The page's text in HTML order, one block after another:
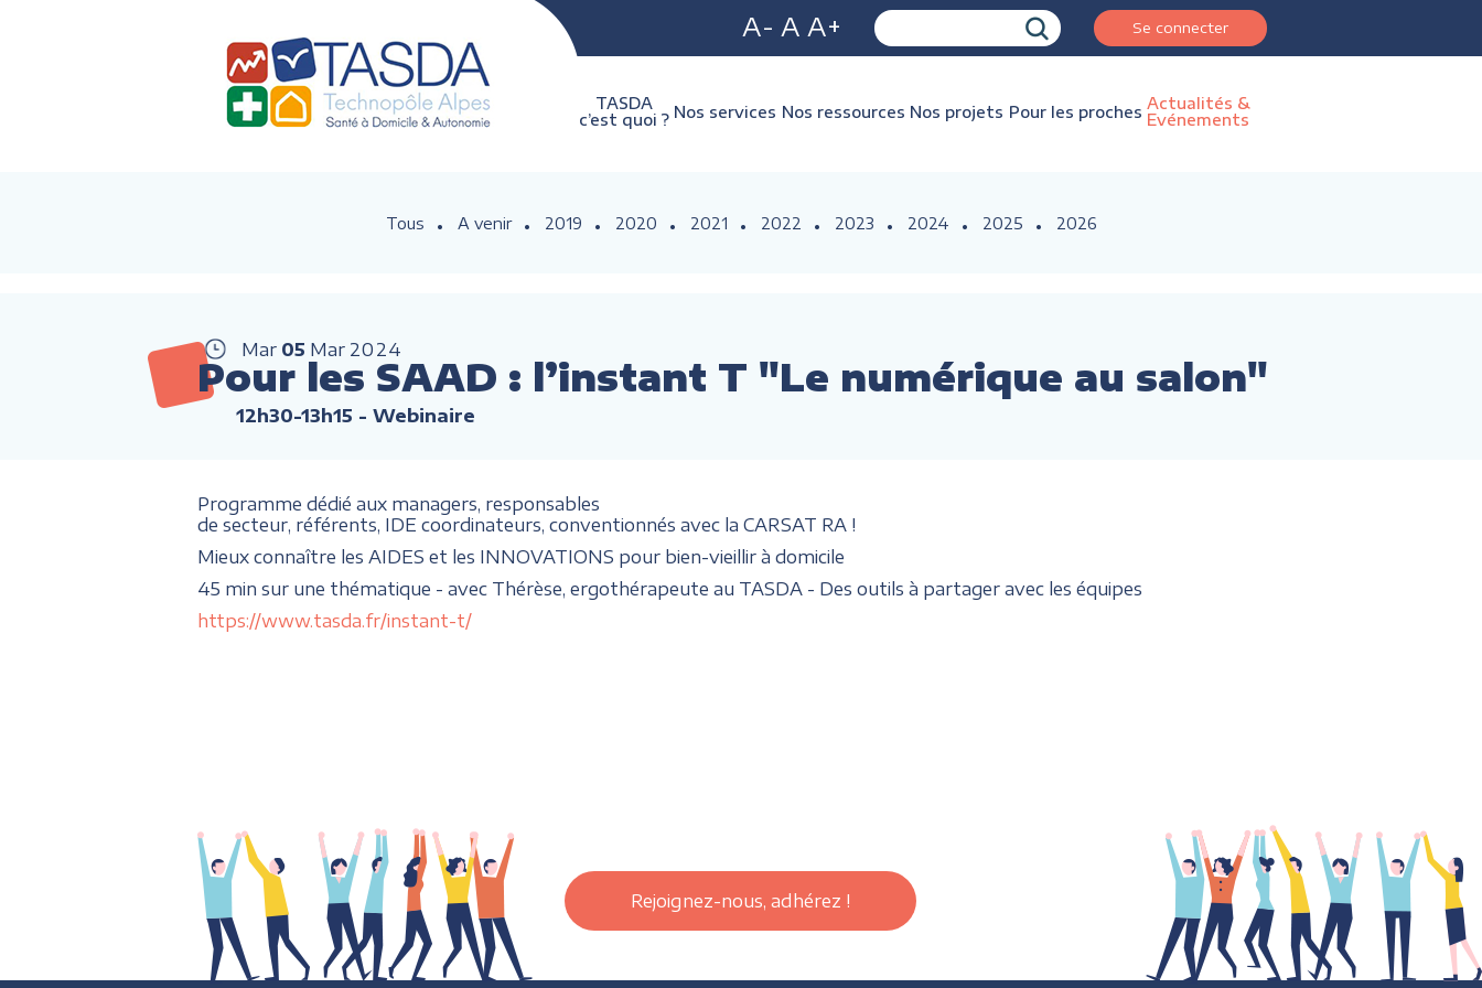
A- A A+ Se connecter
TASDA
c’est quoi ? Nos services Nos ressources Nos projets Pour les proches Actualités &
Evénements
Tous A venir 2019 2020 2021 2022 2023 2024 2025 2026
Mar 05 Mar 2024
Pour les SAAD : l’instant T "Le numérique au salon"
12h30-13h15 - Webinaire
Programme dédié aux managers, responsables
de secteur, référents, IDE coordinateurs, conventionnés avec la CARSAT RA !
Mieux connaître les AIDES et les INNOVATIONS pour bien-vieillir à domicile
45 min sur une thématique - avec Thérèse, ergothérapeute au TASDA - Des outils à partager avec les équipes
https://www.tasda.fr/instant-t/
Rejoignez-nous, adhérez !